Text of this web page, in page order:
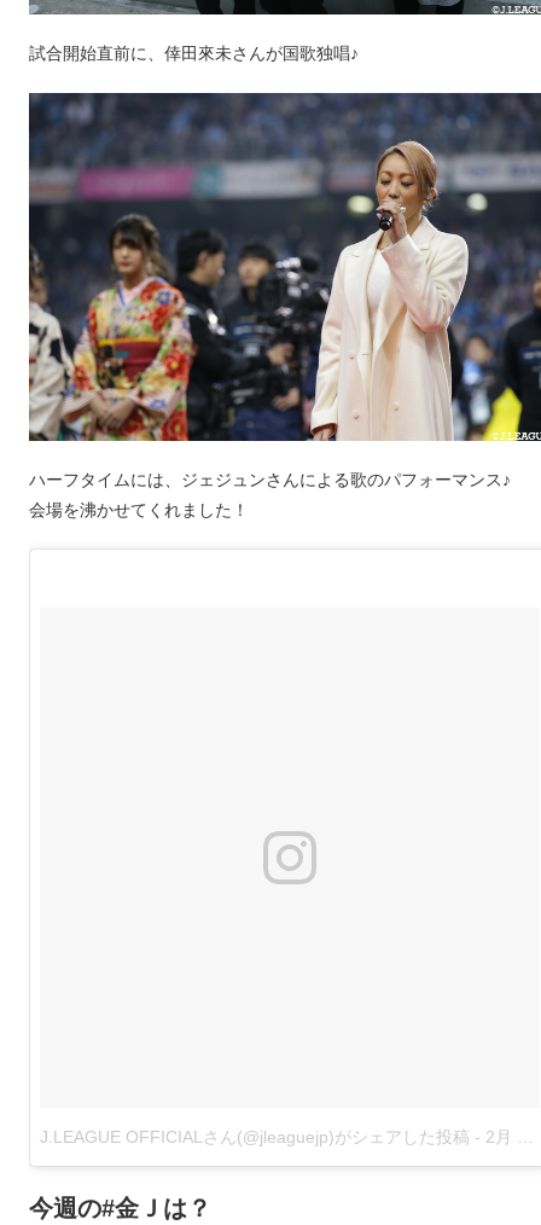
試合開始直前に、倖田來未さんが国歌独唱♪
ハーフタイムには、ジェジュンさんによる歌のパフォーマンス♪
会場を沸かせてくれました！
J.LEAGUE OFFICIALさん(@jleaguejp)がシェアした投稿 - 2月 26, 2018 at 2:33午前 PST
今週の#金Ｊは？